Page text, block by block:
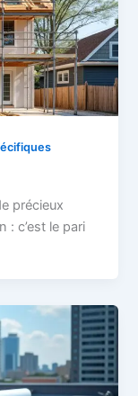
précieux
: c’est le pari